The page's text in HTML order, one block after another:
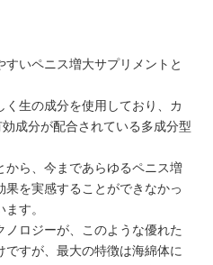
いペニス増大サプリメントと
生の成分を使用しており、カ
成分が配合されている多成分型
から、今まであらゆるペニス増
を実感することができなかっ
す。
ロジーが、このような優れた
すが、最大の特徴は海綿体に